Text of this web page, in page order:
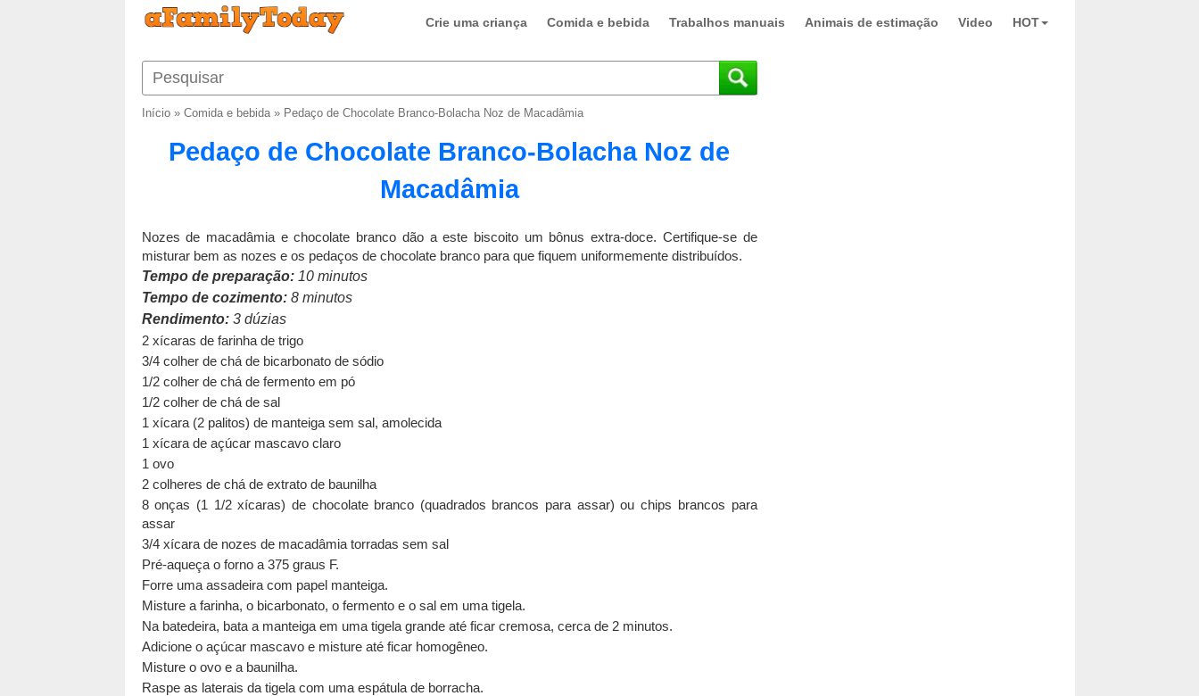
Crie uma criança Comida e bebida Trabalhos manuais Animais de estimação Video HOT
Início» Comida e bebida» Pedaço de Chocolate Branco-Bolacha Noz de Macadâmia
Pedaço de Chocolate Branco-Bolacha Noz de
Macadâmia
Nozes de macadâmia e chocolate branco dão a este biscoito um bônus extra-doce. Certifique-se de
misturar bem as nozes e os pedaços de chocolate branco para que fiquem uniformemente distribuídos.
Tempo de preparação:10 minutos
Tempo de cozimento:8 minutos
Rendimento:3 dúzias
2 xícaras de farinha de trigo
3/4 colher de chá de bicarbonato de sódio
1/2 colher de chá de fermento em pó
1/2 colher de chá de sal
1 xícara (2 palitos) de manteiga sem sal, amolecida
1 xícara de açúcar mascavo claro
1 ovo
2 colheres de chá de extrato de baunilha
8 onças (1 1/2 xícaras) de chocolate branco (quadrados brancos para assar) ou chips brancos para
assar
3/4 xícara de nozes de macadâmia torradas sem sal
Pré-aqueça o forno a 375 graus F.
Forre uma assadeira com papel manteiga.
Misture a farinha, o bicarbonato, o fermento e o sal em uma tigela.
Na batedeira, bata a manteiga em uma tigela grande até ficar cremosa, cerca de 2 minutos.
Adicione o açúcar mascavo e misture até ficar homogêneo.
Misture o ovo e a baunilha.
Raspe as laterais da tigela com uma espátula de borracha.